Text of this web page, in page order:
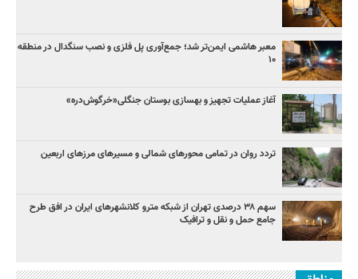
معبر هاشمی ایمن‌تر شد؛ جمع‌آوری پل فلزی و نصب سنگدال در منطقه
۱۰
آغاز عملیات تجهیز و بهسازی بوستان جنگلی«خرگوش‌دره»
تردد روان در تمامی محورهای شمالی و مسیرهای مرزهای اربعین
سهم ۳۸ درصدی تهران از شبکه مترو کلانشهرهای ایران در افق طرح
جامع حمل و نقل و ترافیک